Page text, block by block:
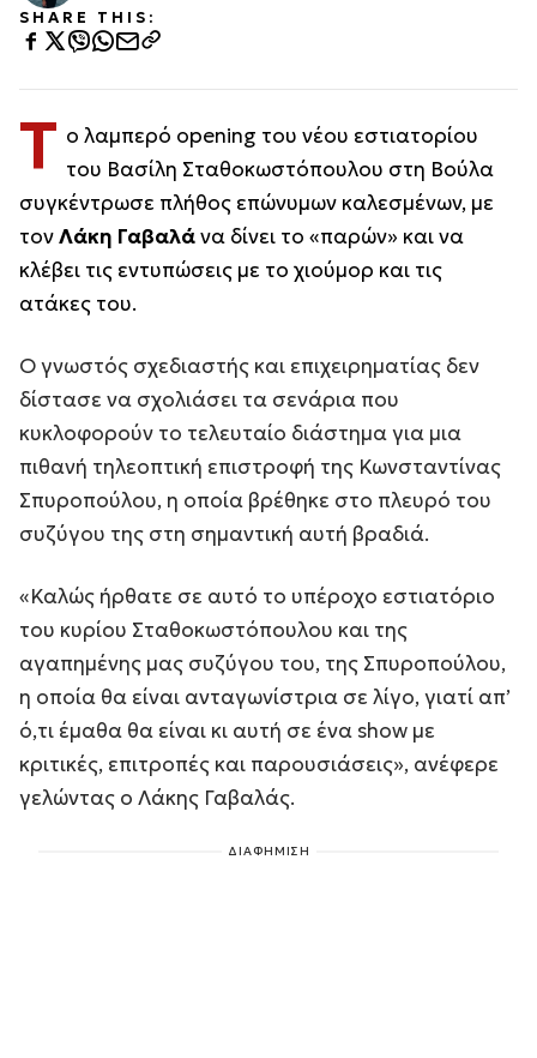
SHARE THIS:
Τ ο λαμπερό opening του νέου εστιατορίου
του Βασίλη Σταθοκωστόπουλου στη Βούλα
συγκέντρωσε πλήθος επώνυμων καλεσμένων, με
τονΛάκη Γαβαλάνα δίνει το «παρών» και να
κλέβει τις εντυπώσεις με το χιούμορ και τις
ατάκες του.
Ο γνωστός σχεδιαστής και επιχειρηματίας δεν
δίστασε να σχολιάσει τα σενάρια που
κυκλοφορούν το τελευταίο διάστημα για μια
πιθανή τηλεοπτική επιστροφή της Κωνσταντίνας
Σπυροπούλου, η οποία βρέθηκε στο πλευρό του
συζύγου της στη σημαντική αυτή βραδιά.
«Καλώς ήρθατε σε αυτό το υπέροχο εστιατόριο
του κυρίου Σταθοκωστόπουλου και της
αγαπημένης μας συζύγου του, της Σπυροπούλου,
η οποία θα είναι ανταγωνίστρια σε λίγο, γιατί απ’
ό,τι έμαθα θα είναι κι αυτή σε ένα show με
κριτικές, επιτροπές και παρουσιάσεις», ανέφερε
γελώντας ο Λάκης Γαβαλάς.
ΔΙΑΦΗΜΙΣΗ